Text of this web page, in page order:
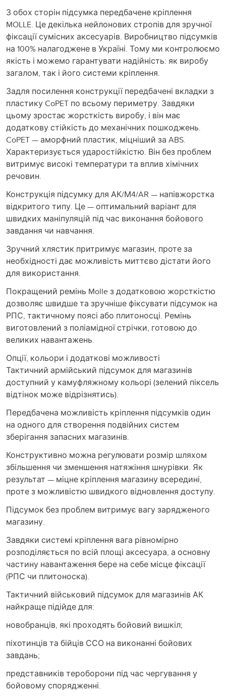
З обох сторін підсумка передбачене кріплення
MOLLE. Це декілька нейлонових стропів для зручної
фіксації сумісних аксесуарів. Виробництво підсумків
на 100% налагоджене в Україні. Тому ми контролюємо
якість і можемо гарантувати надійність: як виробу
загалом, так і його системи кріплення.
Задля посилення конструкції передбачені вкладки з
пластику CoPET по всьому периметру. Завдяки
цьому зростає жорсткість виробу, і він має
додаткову стійкість до механічних пошкоджень.
CoPET — аморфний пластик, міцніший за ABS.
Характеризується ударостійкістю. Він без проблем
витримує високі температури та вплив хімічних
речовин.
Конструкція підсумку для АК/М4/AR — напівжорстка
відкритого типу. Це — оптимальний варіант для
швидких маніпуляцій під час виконання бойового
завдання чи навчання.
Зручний хлястик притримує магазин, проте за
необхідності дає можливість миттєво дістати його
для використання.
Покращений ремінь Molle з додатковою жорсткістю
дозволяє швидше та зручніше фіксувати підсумок на
РПС, тактичному поясі або плитоносці. Ремінь
виготовлений з поліамідної стрічки, готовою до
великих навантажень.
Опції, кольори і додаткові можливості
Тактичний армійський підсумок для магазинів
доступний у камуфляжному кольорі (зелений піксель
відтінок може відрізнятись).
Передбачена можливість кріплення підсумків один
на одного для створення подвійних систем
зберігання запасних магазинів.
Конструктивно можна регулювати розмір шляхом
збільшення чи зменшення натяжіння шнурівки. Як
результат — міцне кріплення магазину всередині,
проте з можливістю швидкого відновлення доступу.
Підсумок без проблем витримує вагу зарядженого
магазину.
Завдяки системі кріплення вага рівномірно
розподіляється по всій площі аксесуара, а основну
частину навантаження бере на себе місце фіксації
(РПС чи плитоноска).
Тактичний військовий підсумок для магазинів АК
найкраще підійде для:
новобранців, які проходять бойовий вишкіл;
піхотинців та бійців ССО на виконанні бойових
завдань;
представників тероборони під час чергування у
бойовому спорядженні.